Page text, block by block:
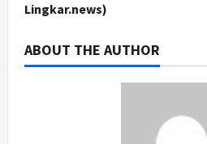
Lingkar.news)
ABOUT THE AUTHOR